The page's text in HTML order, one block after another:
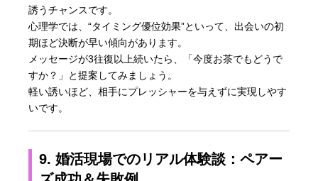
誘うチャンスです。
心理学では、“タイミング優位効果”といって、出会いの初
期ほど決断が早い傾向があります。
メッセージが3往復以上続いたら、「今度お茶でもどうで
すか？」と提案してみましょう。
軽い誘いほど、相手にプレッシャーを与えずに実現しやす
いです。
9. 婚活現場でのリアル体験談：ペアー